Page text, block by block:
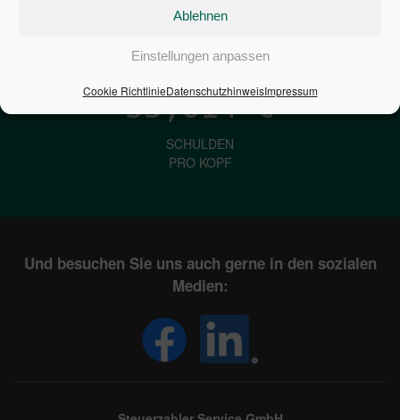
Ablehnen
Einstellungen anpassen
Cookie RichtlinieDatenschutzhinweisImpressum
STAATSVERSCHULDUNG
33,614€
SCHULDEN
PRO KOPF
Und besuchen Sie uns auch gerne in den sozialen
Medien: